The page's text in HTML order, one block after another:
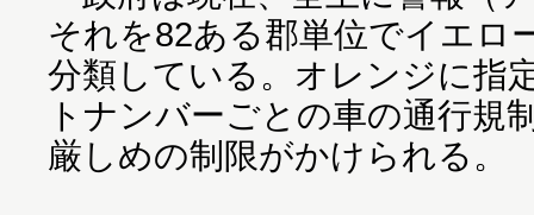
それを82ある郡単位でイエロ
分類している。オレンジに指
トナンバーごとの車の通行規
厳しめの制限がかけられる。